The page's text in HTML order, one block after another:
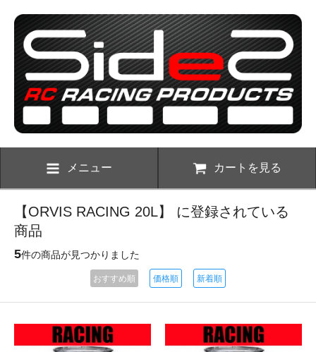
メニュー カートを見る
【ORVIS RACING 20L】 に登録されている
商品
5件の商品が見つかりました
おすすめ順 価格順 新着順